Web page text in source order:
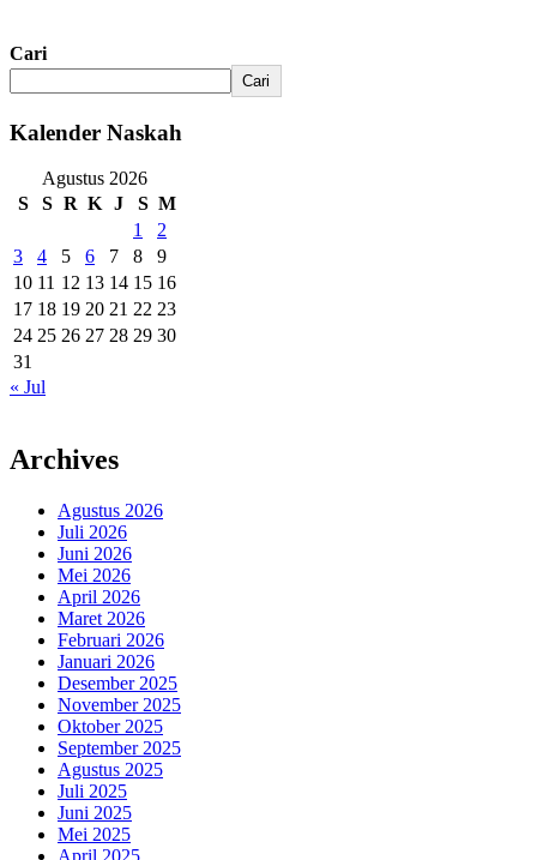
Cari
Cari
Kalender Naskah
Agustus 2026
S
S R K J S M
1
2
3
4 5 6 7 8
9
10 11 12 13 14 15 16
17 18 19 20 21 22 23
24 25 26 27 28 29 30
31
« Jul
Archives
Agustus 2026
Juli 2026
Juni 2026
Mei 2026
April 2026
Maret 2026
Februari 2026
Januari 2026
Desember 2025
November 2025
Oktober 2025
September 2025
Agustus 2025
Juli 2025
Juni 2025
Mei 2025
April 2025